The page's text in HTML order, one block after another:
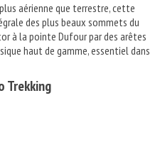
aérienne que terrestre, cette
des plus beaux sommets du
à la pointe Dufour par des arêtes
haut de gamme, essentiel dans
Trekking